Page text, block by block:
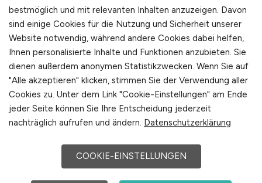
Arbeiten in der Nähe vonJüterbog:Baruth/Mark,
Schönewalde, Brandenburg, Luckau,
Niedergörsdorf, Landkreis Teltow-Fläming,
Treuenbrietzen, Dahme/Mark, Mühlenfließ
Luckenwalde, Niederer Fläming, Wittenberg
Beliebte Jobs in
Jüterbog/Branchen:Dienstleistungen, Tourismus,
Handwerk
Beliebte Arbeitgeber inJüterbog, die attraktive
Jobangebote bieten: Helm FT-Bau GmbH, Jütro
bestmöglich und mit relevanten Inhalten anzuzeigen. Davon
sind einige Cookies für die Nutzung und Sicherheit unserer
Website notwendig, während andere Cookies dabei helfen,
Ihnen personalisierte Inhalte und Funktionen anzubieten. Sie
dienen außerdem anonymen Statistikzwecken. Wenn Sie auf
"Alle akzeptieren" klicken, stimmen Sie der Verwendung aller
Cookies zu. Unter dem Link "Cookie-Einstellungen" am Ende
jeder Seite können Sie Ihre Entscheidung jederzeit
nachträglich aufrufen und ändern. Datenschutzerklärung
COOKIE-EINSTELLUNGEN